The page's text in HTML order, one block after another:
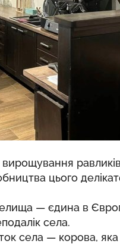
цього
— єдина в
села.
села — корова, яка